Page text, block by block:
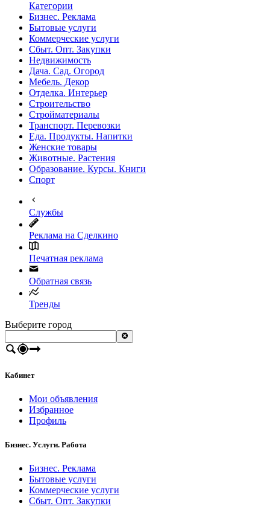
Категории
Бизнес. Реклама
Бытовые услуги
Коммерческие услуги
Сбыт. Опт. Закупки
Недвижимость
Дача. Сад. Огород
Мебель. Декор
Отделка. Интерьер
Строительство
Стройматериалы
Транспорт. Перевозки
Еда. Продукты. Напитки
Женские товары
Животные. Растения
Образование. Курсы. Книги
Спорт
Службы
Реклама на Сделкино
Печатная реклама
Обратная связь
Тренды
Выберите город
Кабинет
Мои объявления
Избранное
Профиль
Бизнес. Услуги. Работа
Бизнес. Реклама
Бытовые услуги
Коммерческие услуги
Сбыт. Опт. Закупки